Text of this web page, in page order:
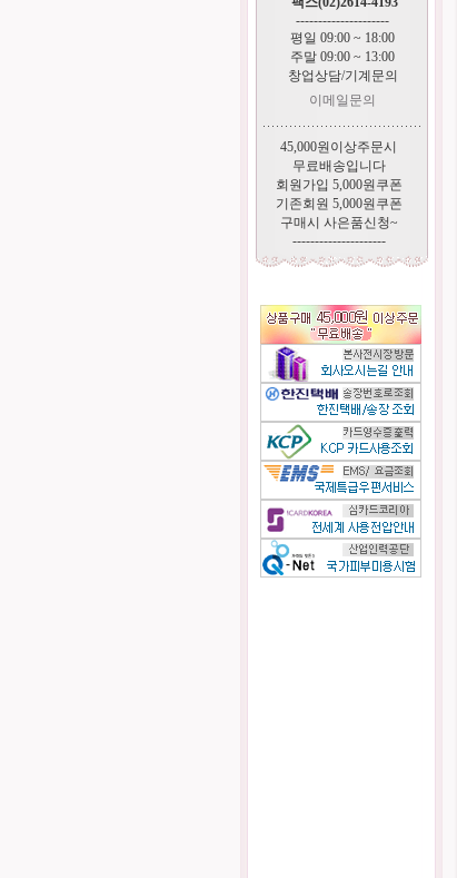
---------------------
평일 09:00 ~ 18:00
주말 09:00 ~ 13:00
창업상담/기계문의
이메일문의
45,000원이상주문시
무료배송입니다
회원가입 5,000원쿠폰
기존회원 5,000원쿠폰
구매시 사은품신청~
---------------------